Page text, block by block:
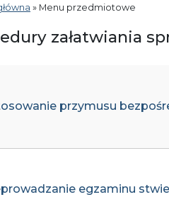
» Menu przedmiotowe
załatwiania
przymusu
egzaminu